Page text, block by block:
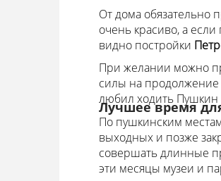
От дома обязательно
очень красиво, а
видно постройки
При желании можно
силы на продолжение
любил ходить Пушкин
Лучшее время
По пушкинским
выходных и позже
совершать длинные
эти месяцы музеи и